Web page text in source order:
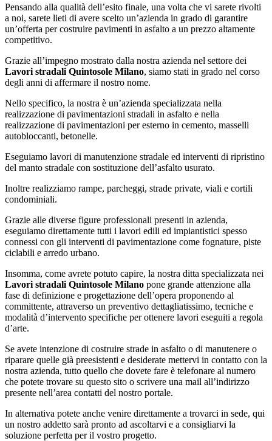
Pensando alla qualità dell’esito finale, una volta che vi sarete rivolti
a noi, sarete lieti di avere scelto un’azienda in grado di garantire
un’offerta per costruire pavimenti in asfalto a un prezzo altamente
competitivo.
Grazie all’impegno mostrato dalla nostra azienda nel settore dei
Lavori stradali Quintosole Milano, siamo stati in grado nel corso
degli anni di affermare il nostro nome.
Nello specifico, la nostra è un’azienda specializzata nella
realizzazione di pavimentazioni stradali in asfalto e nella
realizzazione di pavimentazioni per esterno in cemento, masselli
autobloccanti, betonelle.
Eseguiamo lavori di manutenzione stradale ed interventi di ripristino
del manto stradale con sostituzione dell’asfalto usurato.
Inoltre realizziamo rampe, parcheggi, strade private, viali e cortili
condominiali.
Grazie alle diverse figure professionali presenti in azienda,
eseguiamo direttamente tutti i lavori edili ed impiantistici spesso
connessi con gli interventi di pavimentazione come fognature, piste
ciclabili e arredo urbano.
Insomma, come avrete potuto capire, la nostra ditta specializzata nei
Lavori stradali Quintosole Milano pone grande attenzione alla
fase di definizione e progettazione dell’opera proponendo al
committente, attraverso un preventivo dettagliatissimo, tecniche e
modalità d’intervento specifiche per ottenere lavori eseguiti a regola
d’arte.
Se avete intenzione di costruire strade in asfalto o di manutenere o
riparare quelle già preesistenti e desiderate mettervi in contatto con la
nostra azienda, tutto quello che dovete fare è telefonare al numero
che potete trovare su questo sito o scrivere una mail all’indirizzo
presente nell’area contatti del nostro portale.
In alternativa potete anche venire direttamente a trovarci in sede, qui
un nostro addetto sarà pronto ad ascoltarvi e a consigliarvi la
soluzione perfetta per il vostro progetto.